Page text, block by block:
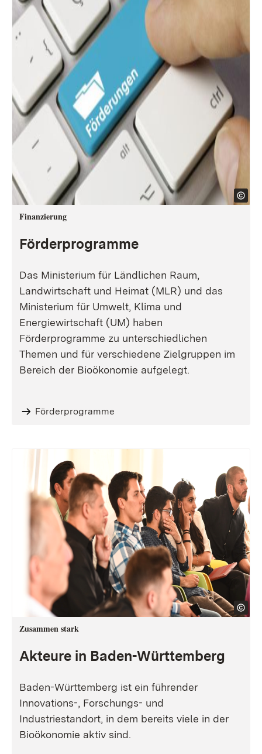
Finanzierung
Förderprogramme
Das Ministerium für Ländlichen Raum,
Landwirtschaft und Heimat (MLR) und das
Ministerium für Umwelt, Klima und
Energiewirtschaft (UM) haben
Förderprogramme zu unterschiedlichen
Themen und für verschiedene Zielgruppen im
Bereich der Bioökonomie aufgelegt.
Förderprogramme
Zusammen stark
Akteure in Baden-Württemberg
Baden-Württemberg ist ein führender
Innovations-, Forschungs- und
Industriestandort, in dem bereits viele in der
Bioökonomie aktiv sind.